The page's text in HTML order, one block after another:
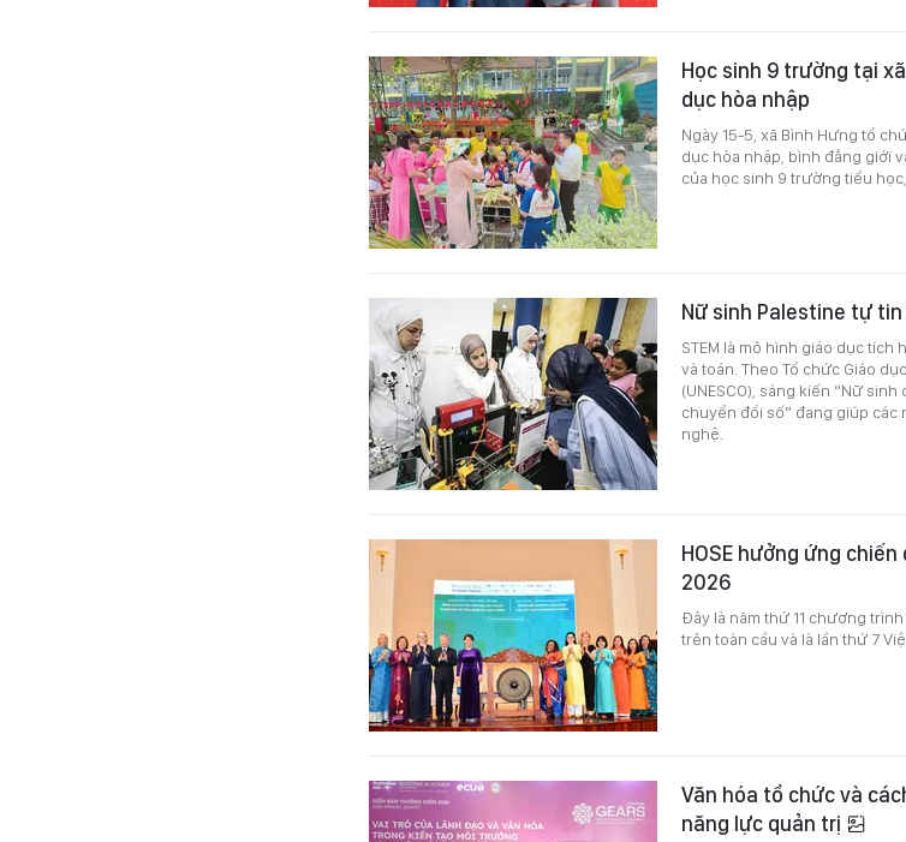
Học sinh 9 trường tại
dục hòa nhập
Ngày 15-5, xã Bình Hưng tổ
dục hòa nhập, bình đẳng giới
của học sinh 9 trường tiểu học,
Nữ sinh Palestine tự
STEM là mô hình giáo dục
và toán. Theo Tổ chức Giáo
(UNESCO), sáng kiến “Nữ
chuyển đổi số” đang giúp
nghệ.
HOSE hưởng ứng
2026
Đây là năm thứ 11 chương
trên toàn cầu và là lần thứ 7
Văn hóa tổ chức và
năng lực quản trị